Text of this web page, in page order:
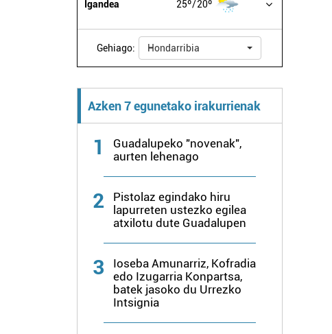
Igandea 25º 20º
Gehiago: Hondarribia
Azken 7 egunetako irakurrienak
1
Guadalupeko "novenak",
aurten lehenago
2
Pistolaz egindako hiru
lapurreten ustezko egilea
atxilotu dute Guadalupen
3
Ioseba Amunarriz, Kofradia
edo Izugarria Konpartsa,
batek jasoko du Urrezko
Intsignia